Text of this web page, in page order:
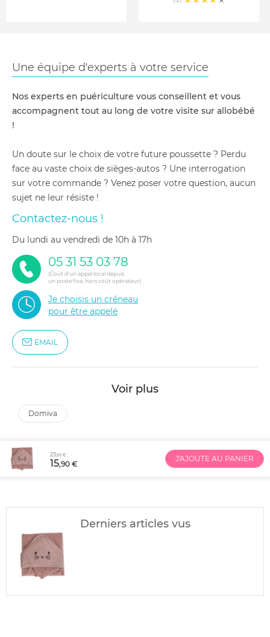
Une équipe d'experts à votre service
Nos experts en puériculture vous conseillent et vous
accompagnent tout au long de votre visite sur allobébé
!
Un doute sur le choix de votre future poussette ? Perdu
face au vaste choix de sièges-autos ? Une interrogation
sur votre commande ? Venez poser votre question, aucun
sujet ne leur résiste !
Contactez-nous !
du lundi au vendredi de 10h à 17h
05 31 53 03 78
(Coût d'un appel local depuis
un poste fixe, hors coût opérateur)
Je choisis un créneau
pour être appelé
EMAIL
Voir plus
domiva
23,50 €
15,90 €
J'AJOUTE AU PANIER
Derniers articles vus